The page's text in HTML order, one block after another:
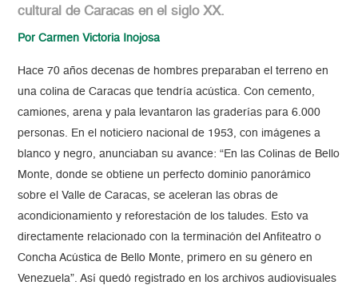
cultural de Caracas en el siglo XX.
Por Carmen Victoria Inojosa
Hace 70 años decenas de hombres preparaban el terreno en
una colina de Caracas que tendría acústica. Con cemento,
camiones, arena y pala levantaron las graderías para 6.000
personas. En el noticiero nacional de 1953, con imágenes a
blanco y negro, anunciaban su avance: “En las Colinas de Bello
Monte, donde se obtiene un perfecto dominio panorámico
sobre el Valle de Caracas, se aceleran las obras de
acondicionamiento y reforestación de los taludes. Esto va
directamente relacionado con la terminación del Anfiteatro o
Concha Acústica de Bello Monte, primero en su género en
Venezuela”. Así quedó registrado en los archivos audiovisuales